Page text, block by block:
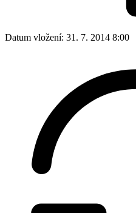
Datum vložení: 31. 7. 2014 8:00